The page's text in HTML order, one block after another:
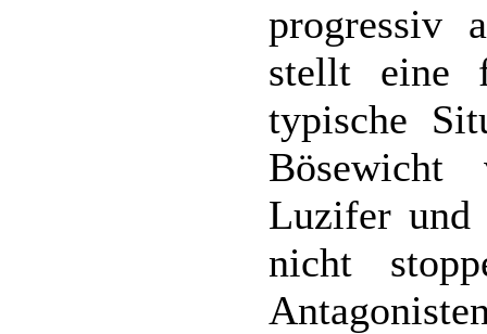
progressiv
stellt eine
typische
Luzifer und
nicht